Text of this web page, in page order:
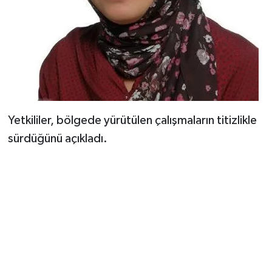
Yetkililer, bölgede yürütülen çalışmaların titizlikle
sürdüğünü açıkladı.